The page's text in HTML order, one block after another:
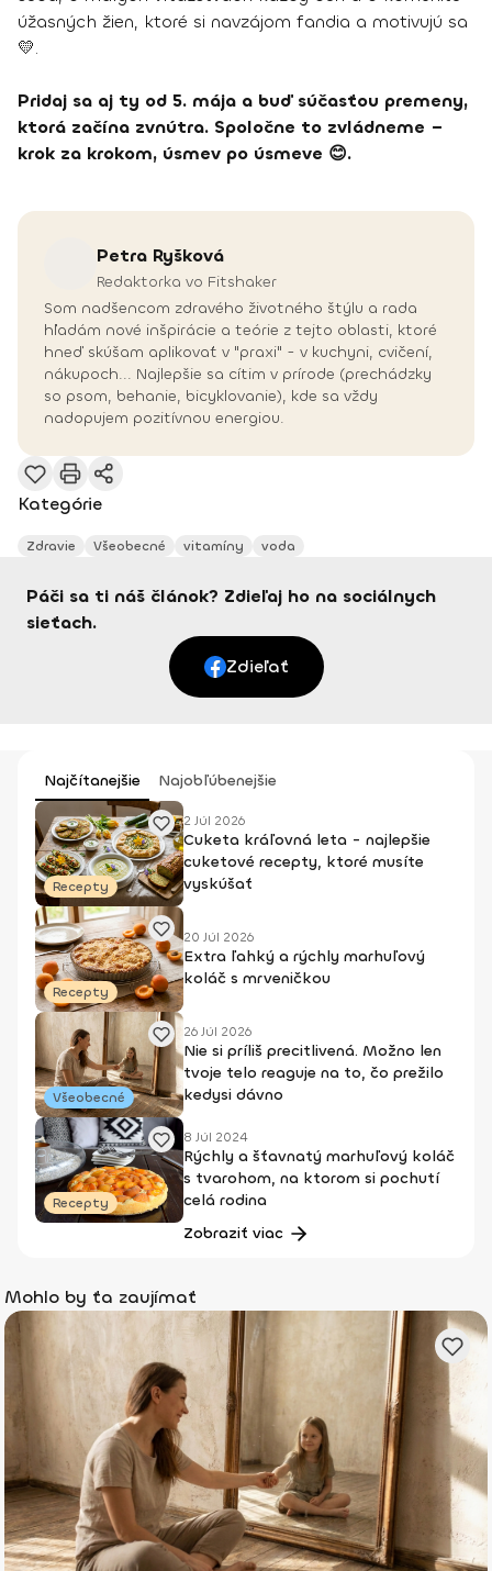
úžasných žien, ktoré si navzájom fandia a motivujú sa
💛.
Pridaj sa aj ty od 5. mája a buď súčasťou premeny,
ktorá začína zvnútra. Spoločne to zvládneme –
krok za krokom, úsmev po úsmeve 😊.
Petra Ryšková
Redaktorka vo Fitshaker
Som nadšencom zdravého životného štýlu a rada
hľadám nové inšpirácie a teórie z tejto oblasti, ktoré
hneď skúšam aplikovať v "praxi" - v kuchyni, cvičení,
nákupoch... Najlepšie sa cítim v prírode (prechádzky
so psom, behanie, bicyklovanie), kde sa vždy
nadopujem pozitívnou energiou.
Kategórie
Zdravie Všeobecné vitamíny voda
Páči sa ti náš článok? Zdieľaj ho na sociálnych
sieťach.
Zdieľať
Najčítanejšie Najobľúbenejšie
Recepty
2 Júl 2026
Cuketa kráľovná leta - najlepšie
cuketové recepty, ktoré musíte
vyskúšať
Recepty
20 Júl 2026
Extra ľahký a rýchly marhuľový
koláč s mrveničkou
Všeobecné
26 Júl 2026
Nie si príliš precitlivená. Možno len
tvoje telo reaguje na to, čo prežilo
kedysi dávno
Recepty
8 Júl 2024
Rýchly a šťavnatý marhuľový koláč
s tvarohom, na ktorom si pochutí
celá rodina
Zobraziť viac
Mohlo by ťa zaujímať